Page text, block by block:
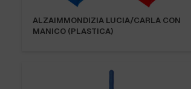
ALZAIMMONDIZIA LUCIA/CARLA CON
MANICO (PLASTICA)